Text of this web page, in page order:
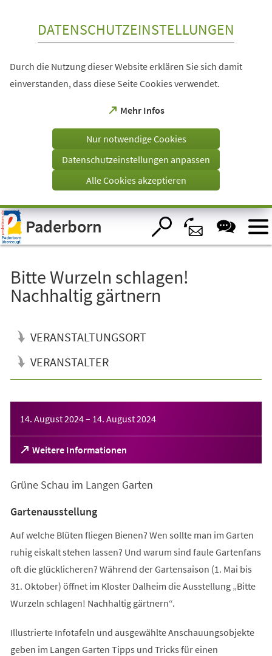
Visuelle
Assistenzsoftware
öffnen.
DATENSCHUTZEINSTELLUNGEN
Durch die Nutzung dieser Website erklären Sie sich damit
einverstanden, dass diese Seite Cookies verwendet.
Mehr Infos
(Öffnet
einem
Tab)
Nur notwendige Cookies
Datenschutzeinstellungen anpassen
Alle Cookies akzeptieren
Paderborn
Bitte Wurzeln schlagen!
Nachhaltig gärtnern
VERANSTALTUNGSORT
VERANSTALTER
14. August 2024– 14. August 2024
Weitere Informationen
(Öffnet
in
neuen
Grüne Schau im Langen Garten
Gartenausstellung
Auf welche Blüten fliegen Bienen? Wen sollte man im Garten
ruhig eiskalt stehen lassen? Und warum sind faule Gartenfans
oft die glücklicheren? Während der Gartensaison (1. Mai bis
31. Oktober) öffnet im Kloster Dalheim die Ausstellung „Bitte
Wurzeln schlagen! Nachhaltig gärtnern“.
Illustrierte Infotafeln und ausgewählte Anschauungsobjekte
geben im Langen Garten Tipps und Tricks für einen